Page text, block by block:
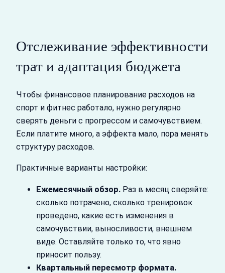
Отслеживание эффективности
трат и адаптация бюджета
Чтобы финансовое планирование расходов на
спорт и фитнес работало, нужно регулярно
сверять деньги с прогрессом и самочувствием.
Если платите много, а эффекта мало, пора менять
структуру расходов.
Практичные варианты настройки:
Ежемесячный обзор. Раз в месяц сверяйте:
сколько потрачено, сколько тренировок
проведено, какие есть изменения в
самочувствии, выносливости, внешнем
виде. Оставляйте только то, что явно
приносит пользу.
Квартальный пересмотр формата.